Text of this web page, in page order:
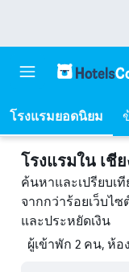
โรงแรมยอดนิยม
โรงแรมใน เชี
ค้นหาและเปรียบเ
จากกว่าร้อยเว็บไ
และประหยัดเงิน
ผู้เข้าพัก 2 คน, ห้อ